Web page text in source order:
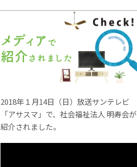
2018年１月14日（日）放送サンテレビ
「アサスマ」で、社会福祉法人 明寿会が
紹介されました。